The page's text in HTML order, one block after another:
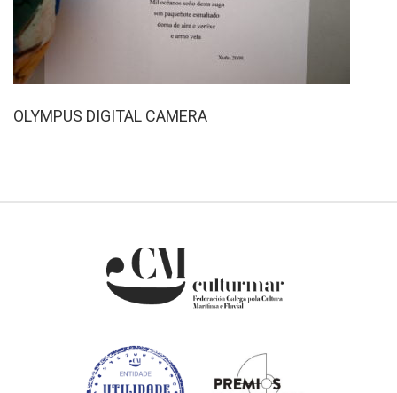
OLYMPUS DIGITAL CAMERA